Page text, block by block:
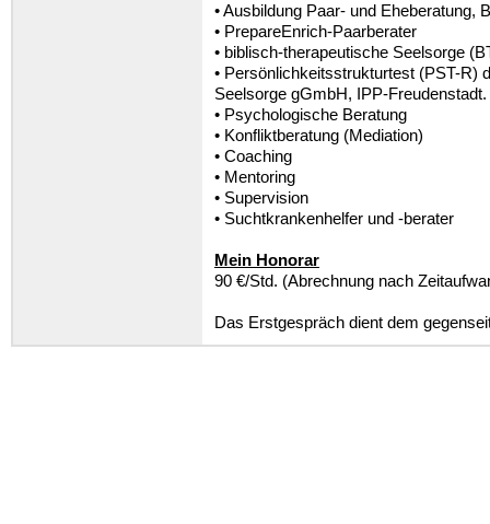
• Ausbildung Paar- und Eheberatung,
• PrepareEnrich-Paarberater
• biblisch-therapeutische Seelsorge
• Persönlichkeitsstrukturtest (PST-R)
Seelsorge gGmbH, IPP-Freudenstadt.
• Psychologische Beratung
• Konfliktberatung (Mediation)
• Coaching
• Mentoring
• Supervision
• Suchtkrankenhelfer und -berater
Mein Honorar
90 €/Std. (Abrechnung nach
Das Erstgespräch dient dem